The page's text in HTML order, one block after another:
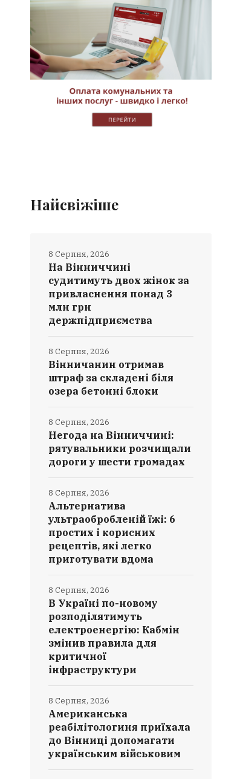
Найсвіжіше
На Вінниччині
судитимуть двох жінок за
привласнення понад 3
млн грн
держпідприємства
8 Серпня, 2026
Вінничанин отримав
штраф за складені біля
озера бетонні блоки
8 Серпня, 2026
Негода на Вінниччині:
рятувальники розчищали
дороги у шести громадах
8 Серпня, 2026
Альтернатива
ультраобробленій їжі: 6
простих і корисних
рецептів, які легко
приготувати вдома
8 Серпня, 2026
В Україні по-новому
розподілятимуть
електроенергію: Кабмін
змінив правила для
критичної
інфраструктури
8 Серпня, 2026
Американська
реабілітологиня приїхала
до Вінниці допомагати
українським військовим
8 Серпня, 2026